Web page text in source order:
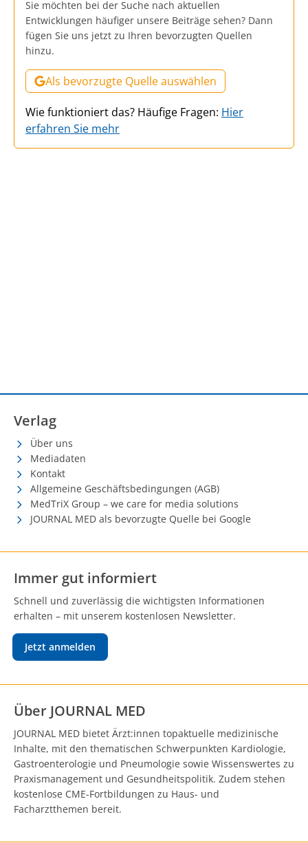
Sie möchten bei der Suche nach aktuellen
Entwicklungen häufiger unsere Beiträge sehen? Dann
fügen Sie uns jetzt zu Ihren bevorzugten Quellen
hinzu.
Als bevorzugte Quelle auswählen
Wie funktioniert das? Häufige Fragen: Hier
erfahren Sie mehr
Verlag
Über uns
Mediadaten
Kontakt
Allgemeine Geschäftsbedingungen (AGB)
MedTriX Group – we care for media solutions
JOURNAL MED als bevorzugte Quelle bei Google
Immer gut informiert
Schnell und zuverlässig die wichtigsten Informationen
erhalten – mit unserem kostenlosen Newsletter.
Jetzt anmelden
Über JOURNAL MED
JOURNAL MED bietet Ärzt:innen topaktuelle medizinische
Inhalte, mit den thematischen Schwerpunkten Kardiologie,
Gastroenterologie und Pneumologie sowie Wissenswertes zu
Praxismanagement und Gesundheitspolitik. Zudem stehen
kostenlose CME-Fortbildungen zu Haus- und
Facharztthemen bereit.